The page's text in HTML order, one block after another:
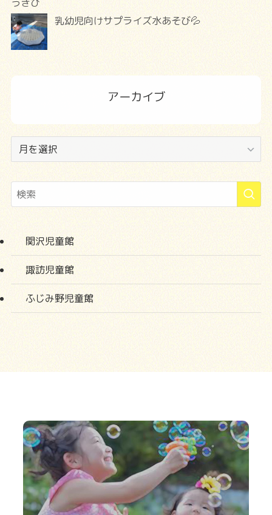
乳幼児向けサプライズ水あそび💦
アーカイブ
ー
イ
ブ
関沢児童館
諏訪児童館
ふじみ野児童館